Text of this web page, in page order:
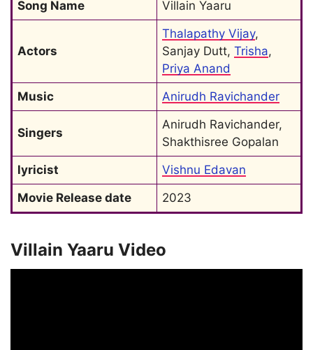
Song Name
Villain Yaaru
Actors
Thalapathy Vijay,
Sanjay Dutt, Trisha
Priya Anand
Music
Anirudh Ravichander
Singers
Anirudh Ravichander,
Shakthisree Gopalan
lyricist
Vishnu Edavan
Movie Release date
2023
Villain Yaaru Video